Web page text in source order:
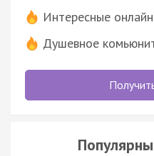
Интересные
Душевное